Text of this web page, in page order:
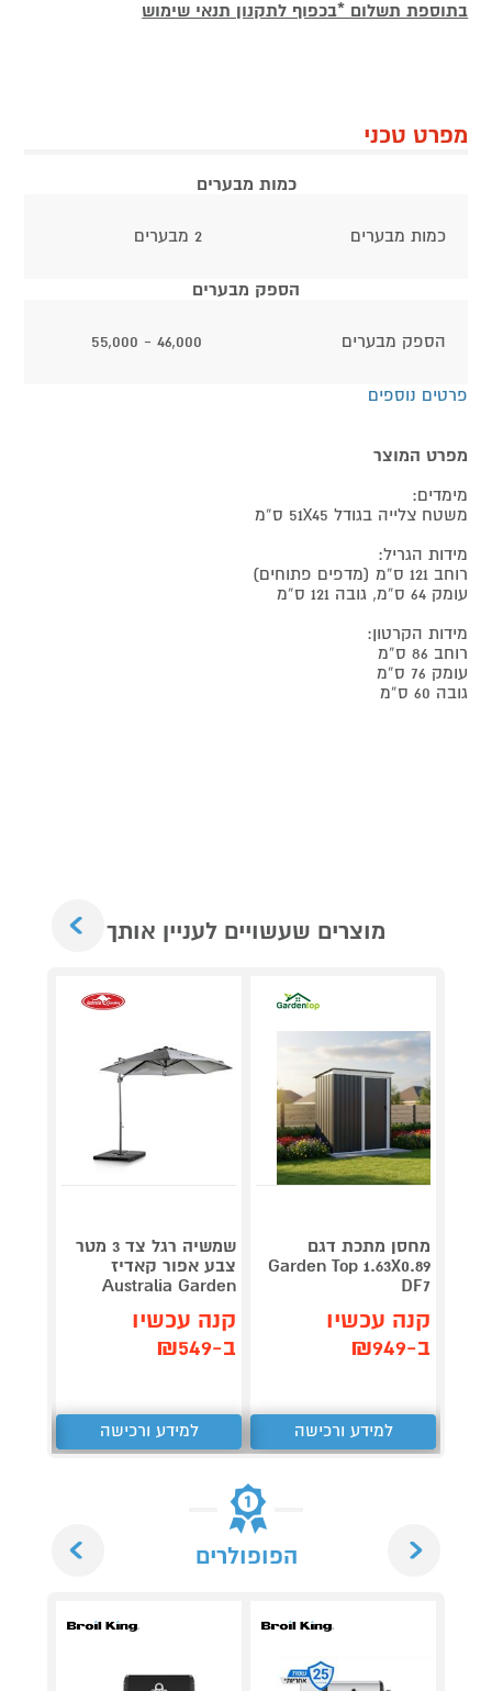
בתוספת תשלום *בכפוף לתקנון תנאי שימוש
מפרט טכני
כמות מבערים
כמות מבערים 2 מבערים
הספק מבערים
הספק מבערים 46,000 - 55,000
פרטים נוספים
מפרט המוצר
מימדים:
משטח צלייה בגודל 51X45 ס”מ
מידות הגריל:
רוחב 121 ס”מ (מדפים פתוחים)
עומק 64 ס”מ, גובה 121 ס”מ
מידות הקרטון:
רוחב 86 ס”מ
עומק 76 ס”מ
גובה 60 ס”מ
מוצרים שעשויים לעניין אותך
מחסן מתכת דגם
Garden Top 1.63X0.89
DF7
קנה עכשיו
ב-₪949
למידע ורכישה
שמשיה רגל צד 3 מטר
צבע אפור קאדיז
Australia Garden
קנה עכשיו
ב-₪549
למידע ורכישה
הפופולרים